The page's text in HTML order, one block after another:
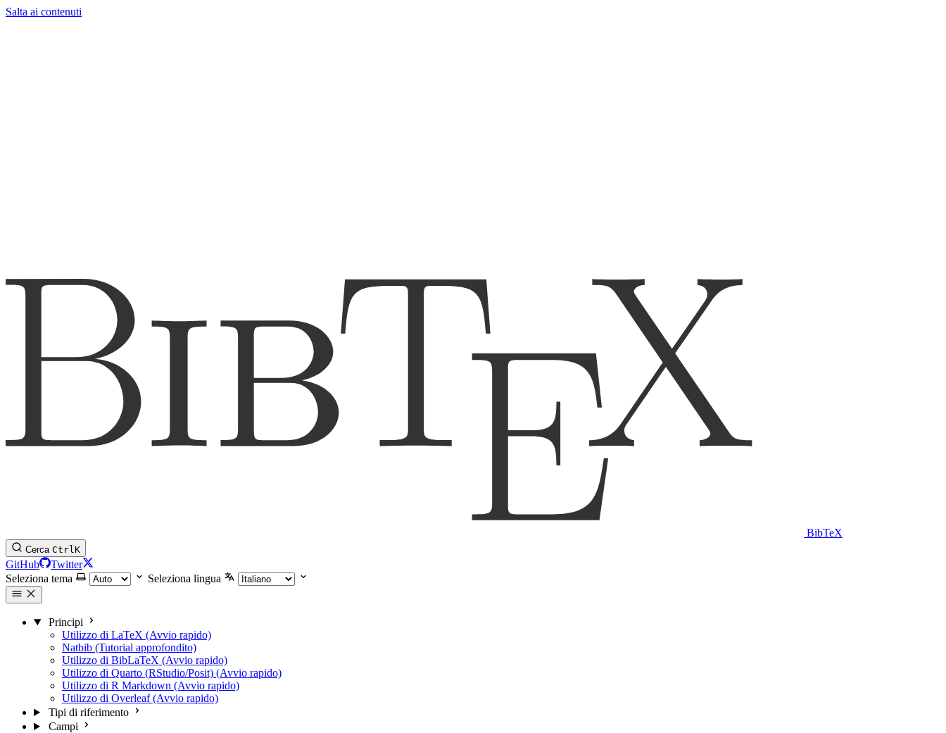
Salta ai contenuti
BibTeX
Cerca CtrlK
GitHub
Twitter
Seleziona tema
Seleziona lingua
Principi
Utilizzo di LaTeX (Avvio rapido)
Natbib (Tutorial approfondito)
Utilizzo di BibLaTeX (Avvio rapido)
Utilizzo di Quarto (RStudio/Posit) (Avvio rapido)
Utilizzo di R Markdown (Avvio rapido)
Utilizzo di Overleaf (Avvio rapido)
Tipi di riferimento
Campi